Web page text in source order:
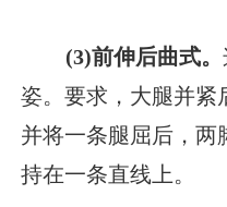
(3)前伸后曲式。
姿。要求，大腿并紧
并将一条腿屈后，两
持在一条直线上。